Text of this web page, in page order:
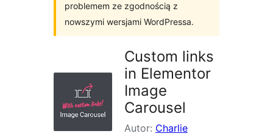
problemem ze zgodnością z
nowszymi wersjami WordPressa.
Custom links
in Elementor
Image
Carousel
Autor: Charlie